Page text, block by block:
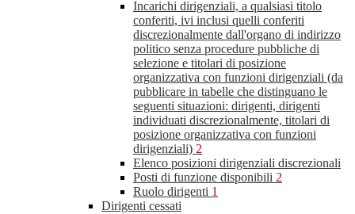
Incarichi dirigenziali, a qualsiasi titolo
conferiti, ivi inclusi quelli conferiti
discrezionalmente dall'organo di indirizzo
politico senza procedure pubbliche di
selezione e titolari di posizione
organizzativa con funzioni dirigenziali (da
pubblicare in tabelle che distinguano le
seguenti situazioni: dirigenti, dirigenti
individuati discrezionalmente, titolari di
posizione organizzativa con funzioni
dirigenziali) 2
Elenco posizioni dirigenziali discrezionali
Posti di funzione disponibili 2
Ruolo dirigenti 1
Dirigenti cessati